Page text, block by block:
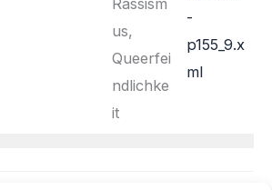
Rassism
us,
Queerfei
ndlichke
it
-
p155_9.x
ml